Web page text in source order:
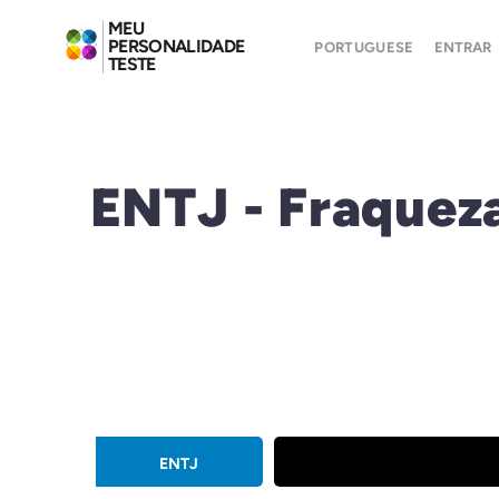
MEU
PERSONALIDADE
TESTE
PORTUGUESE ENTRAR
ENTJ -
ENTJ